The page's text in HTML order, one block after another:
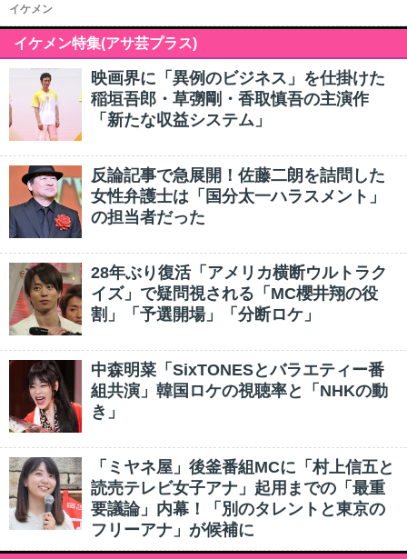
イケメン
イケメン特集(アサ芸プラス)
映画界に「異例のビジネス」を仕掛けた
稲垣吾郎・草彅剛・香取慎吾の主演作
「新たな収益システム」
反論記事で急展開！佐藤二朗を詰問した
女性弁護士は「国分太一ハラスメント」
の担当者だった
28年ぶり復活「アメリカ横断ウルトラク
イズ」で疑問視される「MC櫻井翔の役
割」「予選開場」「分断ロケ」
中森明菜「SixTONESとバラエティー番
組共演」韓国ロケの視聴率と「NHKの動
き」
「ミヤネ屋」後釜番組MCに「村上信五と
読売テレビ女子アナ」起用までの「最重
要議論」内幕！「別のタレントと東京の
フリーアナ」が候補に